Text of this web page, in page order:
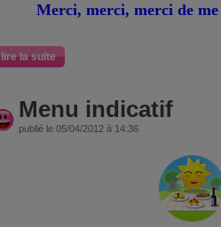
Merci, merci, merci de
lire la suite
Menu indicatif
publié le 05/04/2012 à 14:36